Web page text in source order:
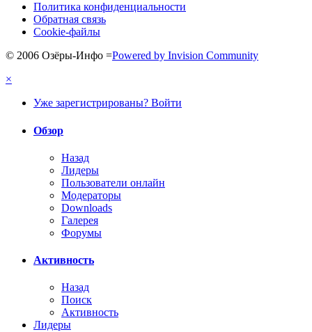
Политика конфиденциальности
Обратная связь
Cookie-файлы
© 2006 Озёры-Инфо =Powered by Invision Community
×
Уже зарегистрированы? Войти
Обзор
Назад
Лидеры
Пользователи онлайн
Модераторы
Downloads
Галерея
Форумы
Активность
Назад
Поиск
Активность
Лидеры